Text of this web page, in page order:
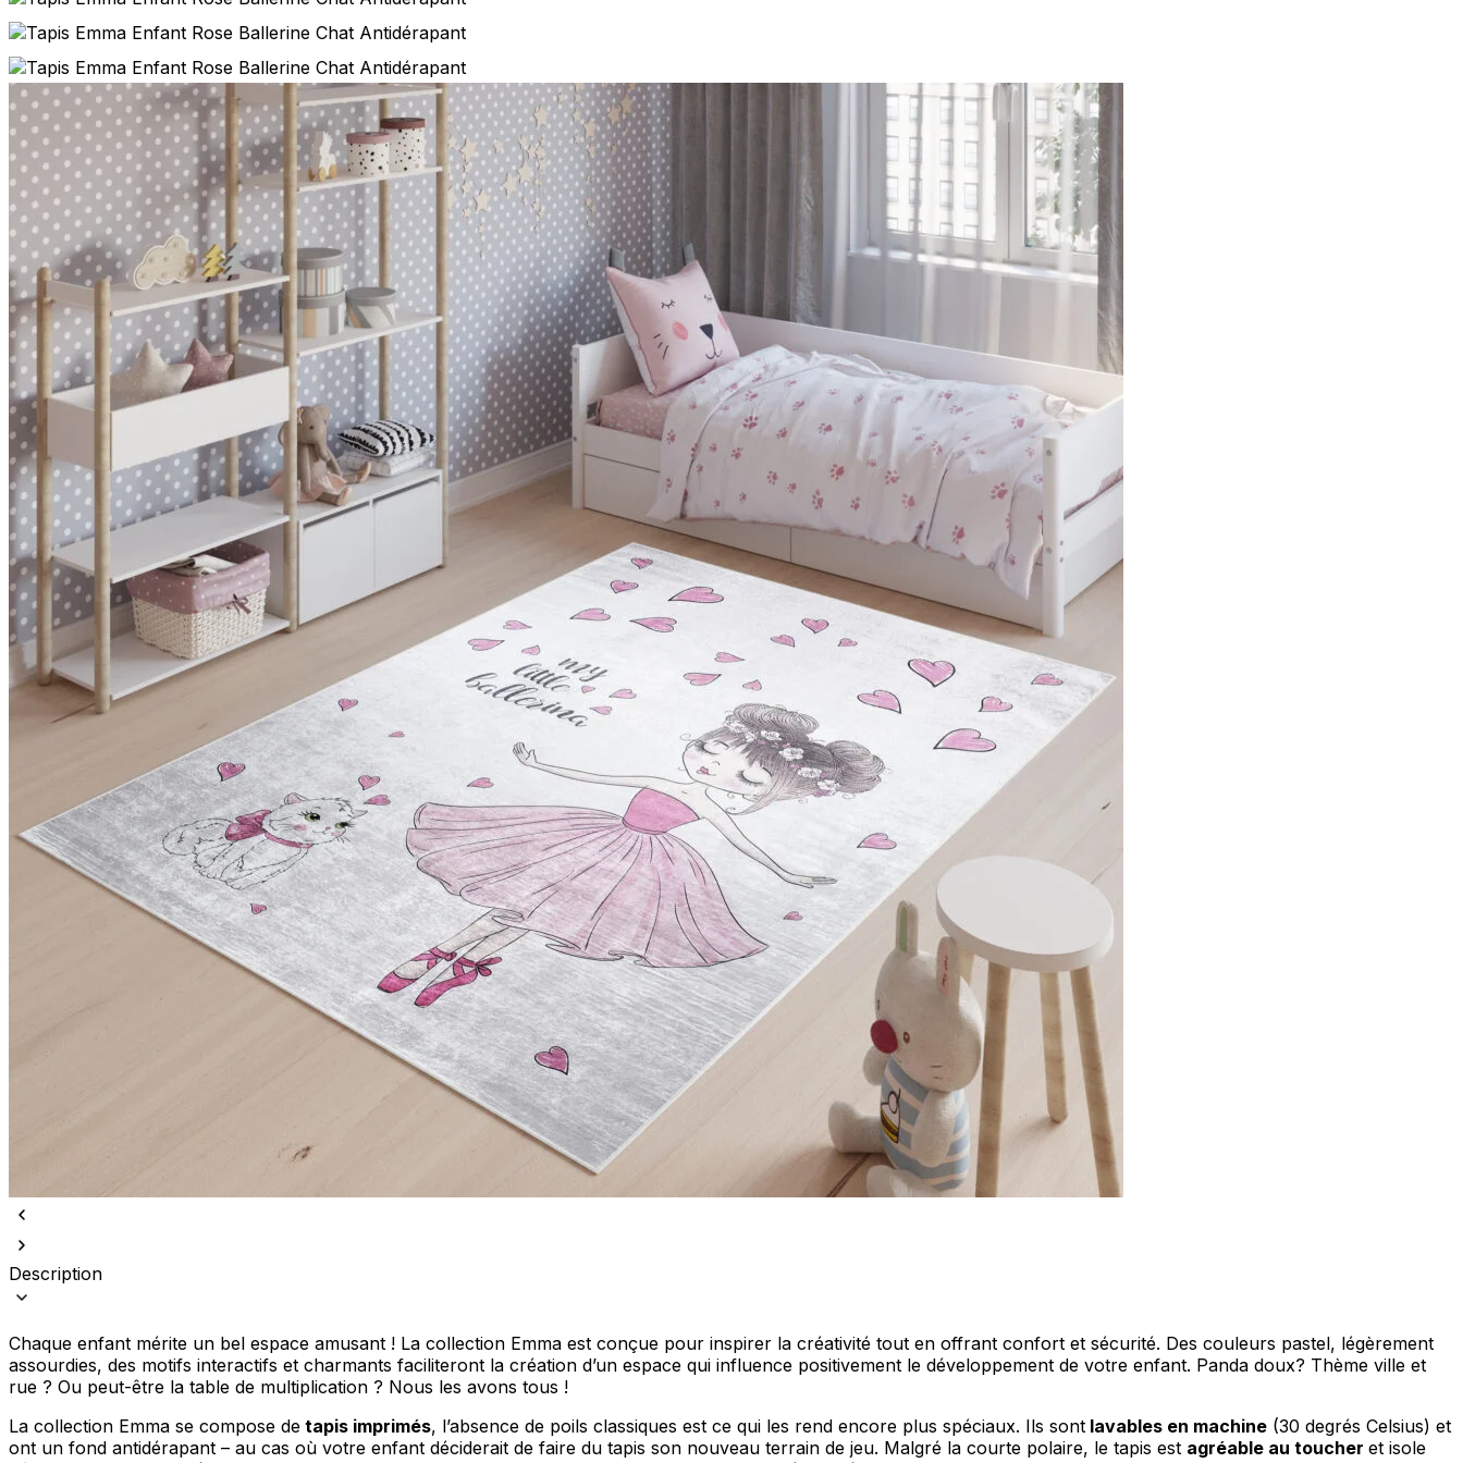
Description
Chaque enfant mérite un bel espace amusant ! La collection Emma est conçue pour inspirer la créativité tout en offrant confort et sécurité. Des couleurs pastel, légèrement
assourdies, des motifs interactifs et charmants faciliteront la création d’un espace qui influence positivement le développement de votre enfant. Panda doux? Thème ville et
rue ? Ou peut-être la table de multiplication ? Nous les avons tous !
La collection Emma se compose de tapis imprimés, l’absence de poils classiques est ce qui les rend encore plus spéciaux. Ils sont lavables en machine (30 degrés Celsius) et
ont un fond antidérapant – au cas où votre enfant déciderait de faire du tapis son nouveau terrain de jeu. Malgré la courte polaire, le tapis est agréable au toucher et isole
Nous utilisons des cookies pour personnaliser le contenu et les annonces, offrir des fonctionnalités de réseaux sociaux et analyser notre trafic.
Nous partageons également des informations sur votre utilisation de notre site avec nos partenaires sociaux, publicitaires et analytiques. Ces
partenaires peuvent combiner ces informations avec d'autres données que vous leur avez fournies ou qu'ils ont collectées lors de votre
ne stockent aucune donnée permettant d'identifier personnellement un utilisateur.
Préférences
Les cookies liés aux préférences permettent au site de se souvenir des informations qui modifient l'apparence ou le fonctionnement du site,
comme votre langue préférée ou la région dans laquelle vous vous trouvez.